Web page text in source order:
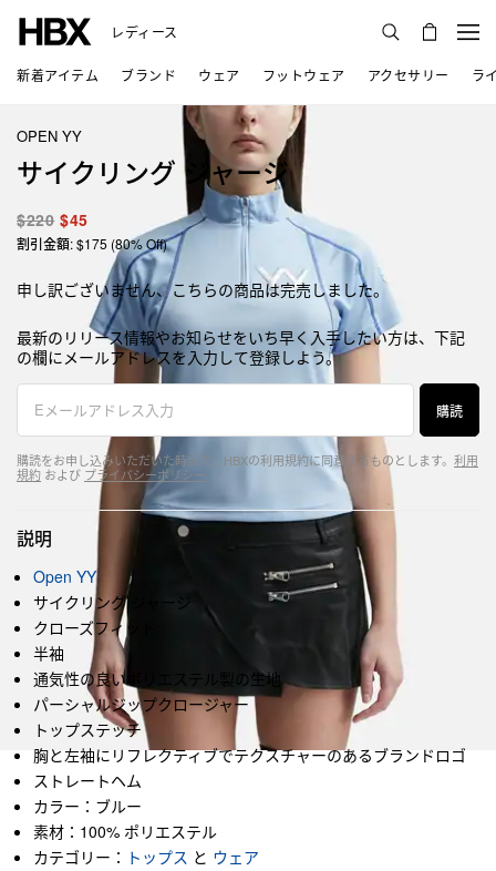
レディース
新着アイテム ブランド ウェア フットウェア アクセサリー ラ
OPEN YY
サイクリング ジャージ
$220 $45
割引金額: $175 (80% Off)
申し訳ございません、こちらの商品は完売しました。
最新のリリース情報やお知らせをいち早く入手したい方は、下記
の欄にメールアドレスを入力して登録しよう。
購読
購読をお申し込みいただいた時点で、HBXの利用規約に同意するものとします。 利用
規約 および プライバシーポリシー
説明
Open YY
サイクリング ジャージ
クローズフィット
半袖
通気性の良いポリエステル製の生地
パーシャルジップクロージャー
トップステッチ
胸と左袖にリフレクティブでテクスチャーのあるブランドロゴ
ストレートヘム
カラー：ブルー
素材：100% ポリエステル
カテゴリー： トップス と ウェア